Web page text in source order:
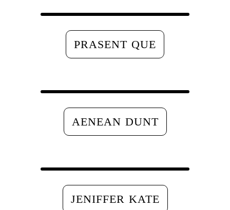
PRASENT QUE
AENEAN DUNT
JENIFFER KATE